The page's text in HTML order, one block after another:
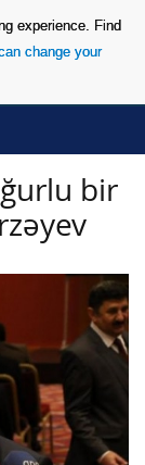
experience. Find
change your
bir